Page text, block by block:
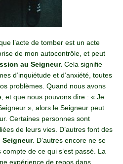
l’acte de tomber est un acte
de mon autocontrôle, et peut
au Seigneur. Cela signifie
d’inquiétude et d’anxiété, toutes
problèmes. Quand nous avons
et que nous pouvons dire : « Je
», alors le Seigneur peut
Certaines personnes sont
de leurs vies. D’autres font des
Seigneur. D’autres encore ne se
de ce qui s’est passé. La
expérience de repos dans